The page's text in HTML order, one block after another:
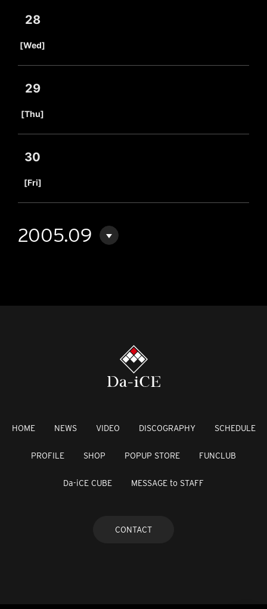
28
[Wed]
29
[Thu]
30
[Fri]
2005.09
HOME NEWS VIDEO DISCOGRAPHY SCHEDULE
PROFILE SHOP POPUP STORE FUNCLUB
Da-iCE CUBE MESSAGE to STAFF
CONTACT